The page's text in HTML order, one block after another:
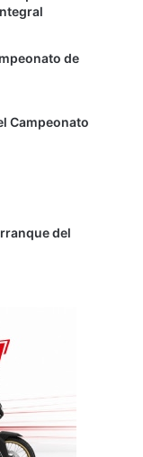
de
Campeonato
del